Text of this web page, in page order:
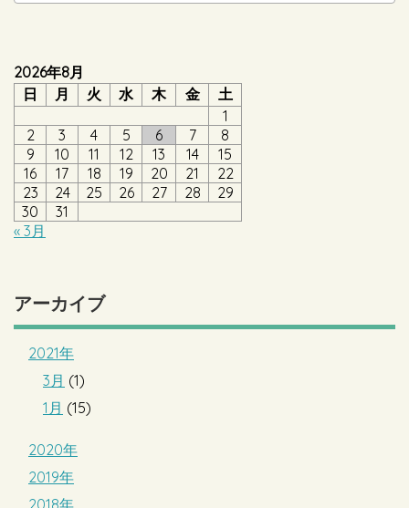
2026年8月
日
月 火 水 木 金
土
1
2
3 4 5 6 7
8
9
10 11 12 13 14
15
16
17 18 19 20 21
22
23
24 25 26 27 28
29
30
31
« 3月
アーカイブ
2021年
3月 (1)
1月 (15)
2020年
2019年